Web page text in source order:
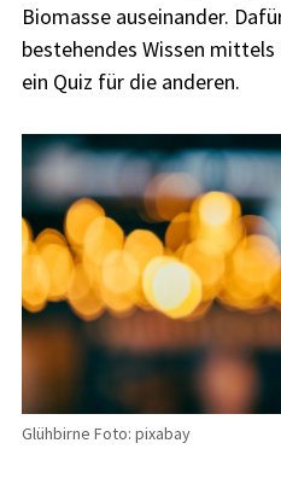
Biomasse auseinander.
bestehendes Wissen
ein Quiz für die anderen.
Glühbirne Foto: pixabay